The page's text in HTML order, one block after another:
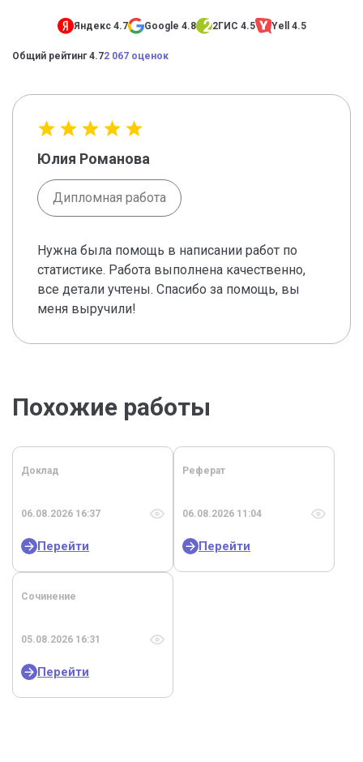
Яндекс 4.7 Google 4.8 2ГИС 4.5 Yell 4.5
Общий рейтинг 4.72 067 оценок
Юлия Романова
Дипломная работа
Нужна была помощь в написании работ по
статистике. Работа выполнена качественно,
все детали учтены. Спасибо за помощь, вы
меня выручили!
Похожие работы
Доклад
06.08.2026 16:37
Перейти
Реферат
06.08.2026 11:04
Перейти
Сочинение
05.08.2026 16:31
Перейти